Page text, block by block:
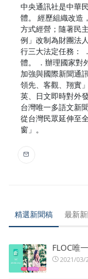
中央通訊社是中華
體。 經歷組織改造
方式經營；隨著民
例」改制為財團法
行三大法定任務：
體。 ．辦理國家對
加強與國際新聞通
領先、客觀、翔實
英、日文即時對外
台灣唯一多語文新
從台灣民眾延伸至
窗」。
精選新聞稿 最新
FLOC唯
2021/03/